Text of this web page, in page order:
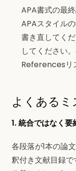
APA書式の最
APAスタイル
書き直してく
してください
Referencesリ
よくあるミ
1. 統合ではなく
各段落が1本の論
釈付き文献目録